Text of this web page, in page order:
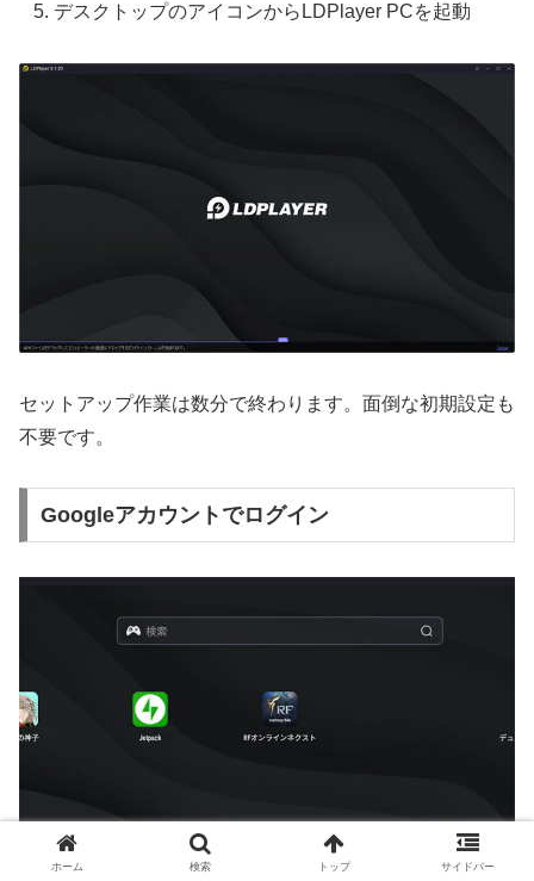
デスクトップのアイコンからLDPlayer PCを起動
セットアップ作業は数分で終わります。面倒な初期設定も
不要です。
Googleアカウントでログイン
ホーム 検索 トップ サイドバー